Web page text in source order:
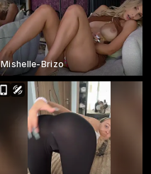
Mishelle-Brizo